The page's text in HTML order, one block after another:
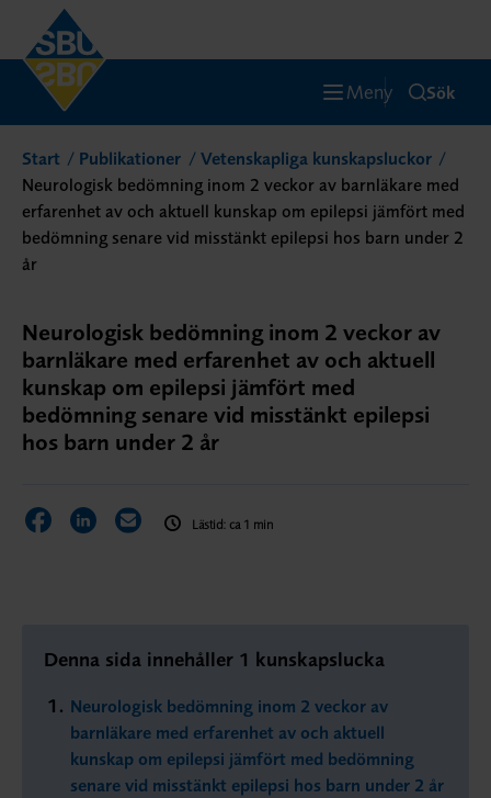
Meny Sök
Start Publikationer
Vetenskapliga kunskapsluckor
Neurologisk bedömning inom 2 veckor av barnläkare med
erfarenhet av och aktuell kunskap om epilepsi jämfört med
bedömning senare vid misstänkt epilepsi hos barn under 2
år
Neurologisk bedömning inom 2 veckor av
barnläkare med erfarenhet av och aktuell
kunskap om epilepsi jämfört med
bedömning senare vid misstänkt epilepsi
hos barn under 2 år
Dela sidan på Facebook
Dela sidan på LinkedIn
Dela sidan via E-post
Lästid: ca 1 min
Denna sida innehåller 1 kunskapslucka
Neurologisk bedömning inom 2 veckor av
barnläkare med erfarenhet av och aktuell
kunskap om epilepsi jämfört med bedömning
senare vid misstänkt epilepsi hos barn under 2 år